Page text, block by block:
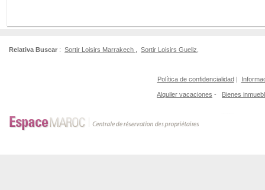
Relativa Buscar : Sortir Loisirs Marrakech Sortir Loisirs Gueliz
Política de confidencialidad|
Alquiler vacaciones - Bienes